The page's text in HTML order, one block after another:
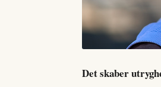
Det skaber